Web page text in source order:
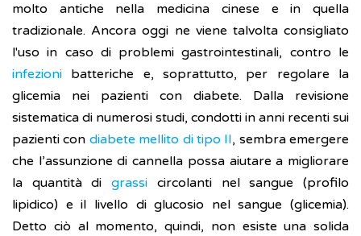
molto antiche nella medicina cinese e in quella
tradizionale. Ancora oggi ne viene talvolta consigliato
l'uso in caso di problemi gastrointestinali, contro le
infezioni batteriche e, soprattutto, per regolare la
glicemia nei pazienti con diabete. Dalla revisione
sistematica di numerosi studi, condotti in anni recenti sui
pazienti con diabete mellito di tipo II, sembra emergere
che l’assunzione di cannella possa aiutare a migliorare
la quantità digrassi circolanti nel sangue (profilo
lipidico) e il livello di glucosio nel sangue (glicemia).
Detto ciò al momento, quindi, non esiste una solida